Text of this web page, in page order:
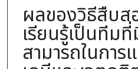
ผลของวิธีสืบส
เรียนรู้เป็นทีม
สามารถในกา